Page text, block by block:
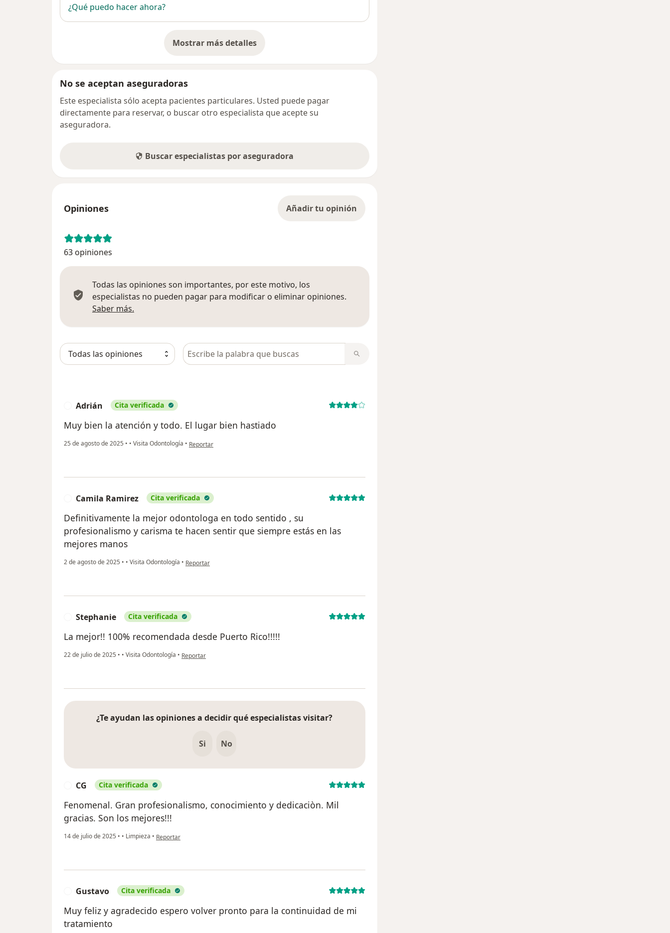
¿Qué puedo hacer ahora?
Mostrar más detalles
sobre la dirección
No se aceptan aseguradoras
Este especialista sólo acepta pacientes particulares. Usted puede pagar
directamente para reservar, o buscar otro especialista que acepte su
aseguradora.
Buscar especialistas por aseguradora
Opiniones Añadir tu opinión
63 opiniones
Todas las opiniones son importantes, por este motivo, los
especialistas no pueden pagar para modificar o eliminar opiniones.
Saber más.
Busca en opiniones
Adrián Cita verificada
Muy bien la atención y todo. El lugar bien hastiado
25 de agosto de 2025 • • Visita Odontología • en opinión del usuario Adrián
Reportar
Camila Ramirez Cita verificada
Definitivamente la mejor odontologa en todo sentido , su
profesionalismo y carisma te hacen sentir que siempre estás en las
mejores manos
2 de agosto de 2025 • • Visita Odontología • en opinión del usuario Camila Ramirez
Reportar
Stephanie Cita verificada
La mejor!! 100% recomendada desde Puerto Rico!!!!!
22 de julio de 2025 • • Visita Odontología • en opinión del usuario Stephanie
Reportar
¿Te ayudan las opiniones a decidir qué especialistas visitar?
Si No
CG Cita verificada
Fenomenal. Gran profesionalismo, conocimiento y dedicaciòn. Mil
gracias. Son los mejores!!!
14 de julio de 2025 • • Limpieza • en opinión del usuario CG
Reportar
Gustavo Cita verificada
Muy feliz y agradecido espero volver pronto para la continuidad de mi
tratamiento